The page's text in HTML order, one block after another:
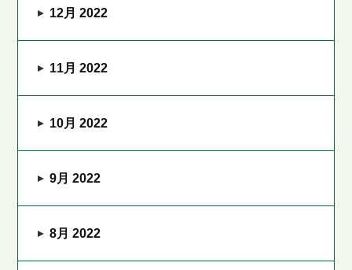
12月 2022
11月 2022
10月 2022
9月 2022
8月 2022